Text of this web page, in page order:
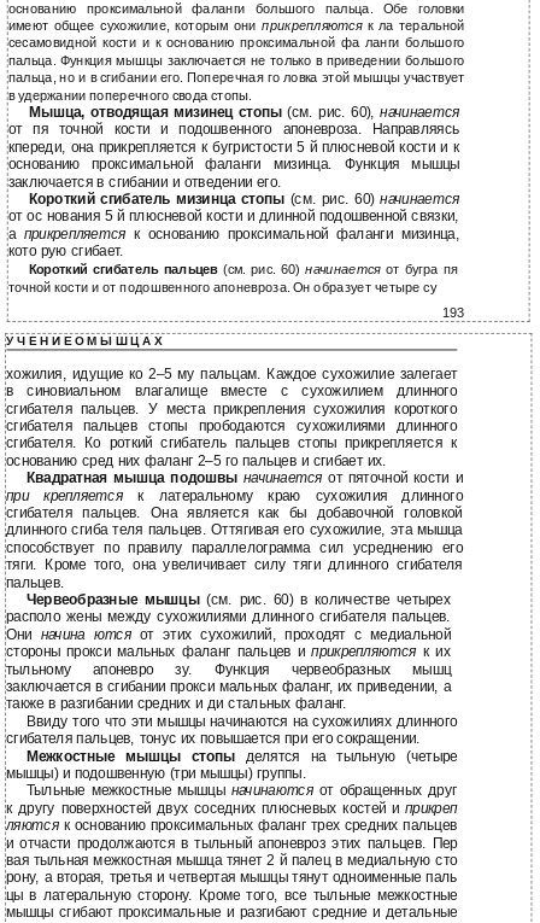
основанию проксимальной фаланги большого пальца. Обе головки
имеют общее сухожилие, которым ониприкрепляются к ла теральной
сесамовидной кости и к основанию проксимальной фа ланги большого
пальца. Функция мышцы заключается не только в приведении большого
пальца, но и в сгибании его. Поперечная го ловка этой мышцы участвует
в удержании поперечного свода стопы.
Мышца, отводящая мизинец стопы(см. рис. 60),начинается
от пя точной кости и подошвенного апоневроза. Направляясь
кпереди, она прикрепляется к бугристости 5 й плюсневой кости и к
основанию проксимальной фаланги мизинца. Функция мышцы
заключается в сгибании и отведении его.
Короткий сгибатель мизинца стопы (см. рис. 60)начинается
от ос нования 5 й плюсневой кости и длинной подошвенной связки,
а прикрепляется к основанию проксимальной фаланги мизинца,
кото рую сгибает.
Короткий сгибатель пальцев (см. рис. 60)начинается от бугра пя
точной кости и от подошвенного апоневроза. Он образует четыре су
193
У Ч Е Н И Е О М Ы Ш Ц А Х
хожилия, идущие ко 2–5 му пальцам. Каждое сухожилие залегает
в синовиальном влагалище вместе с сухожилием длинного
сгибателя пальцев. У места прикрепления сухожилия короткого
сгибателя пальцев стопы прободаются сухожилиями длинного
сгибателя. Ко роткий сгибатель пальцев стопы прикрепляется к
основанию сред них фаланг 2–5 го пальцев и сгибает их.
Квадратная мышца подошвы начинаетсяот пяточной кости и
при крепляетсяк латеральному краю сухожилия длинного
сгибателя пальцев. Она является как бы добавочной головкой
длинного сгиба теля пальцев. Оттягивая его сухожилие, эта мышца
способствует по правилу параллелограмма сил усреднению его
тяги. Кроме того, она увеличивает силу тяги длинного сгибателя
пальцев.
Червеобразные мышцы(см. рис. 60) в количестве четырех
располо жены между сухожилиями длинного сгибателя пальцев.
Они начина ютсяот этих сухожилий, проходят с медиальной
стороны прокси мальных фаланг пальцев иприкрепляются к их
тыльному апоневро зу. Функция червеобразных мышц
заключается в сгибании прокси мальных фаланг, их приведении, а
также в разгибании средних и ди стальных фаланг.
Ввиду того что эти мышцы начинаются на сухожилиях длинного
сгибателя пальцев, тонус их повышается при его сокращении.
Межкостные мышцы стопы делятся на тыльную (четыре
мышцы) и подошвенную (три мышцы) группы.
Тыльные межкостные мышцы начинаются от обращенных друг
к другу поверхностей двух соседних плюсневых костей иприкреп
ляются к основанию проксимальных фаланг трех средних пальцев
и отчасти продолжаются в тыльный апоневроз этих пальцев. Пер
вая тыльная межкостная мышца тянет 2 й палец в медиальную сто
рону, а вторая, третья и четвертая мышцы тянут одноименные паль
цы в латеральную сторону. Кроме того, все тыльные межкостные
мышцы сгибают проксимальные и разгибают средние и детальные